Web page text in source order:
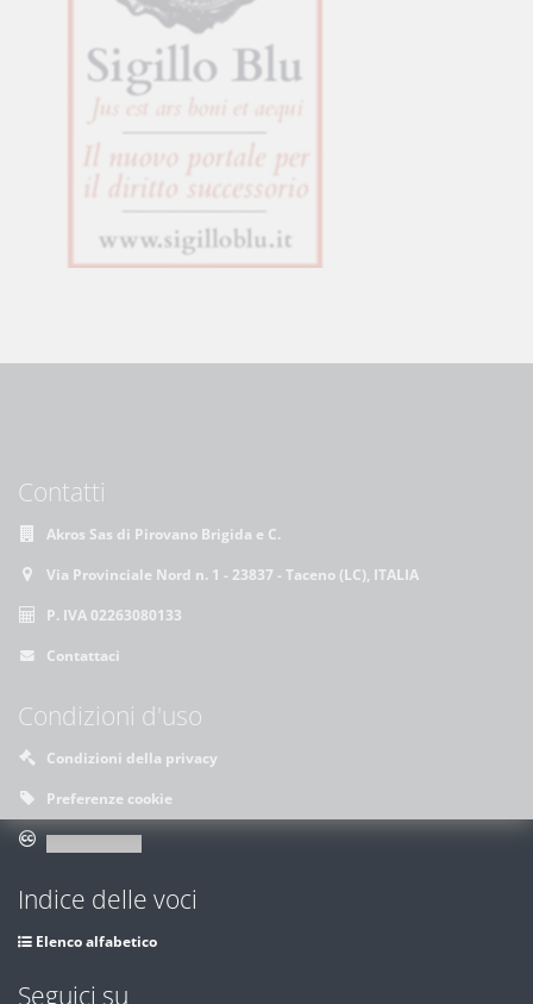
Contatti
Akros Sas di Pirovano Brigida e C.
Via Provinciale Nord n. 1 - 23837 - Taceno (LC), ITALIA
P. IVA 02263080133
Contattaci
Condizioni d'uso
Condizioni della privacy
Preferenze cookie
Indice delle voci
Elenco alfabetico
Seguici su